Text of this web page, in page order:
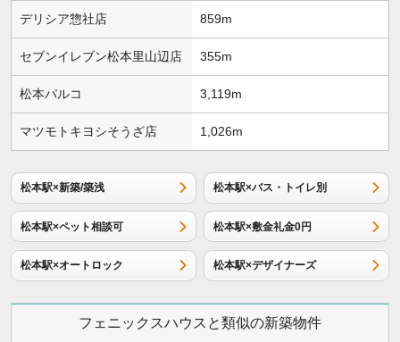
デリシア惣社店 859m
セブンイレブン松本里山辺店 355m
松本パルコ 3,119m
マツモトキヨシそうざ店 1,026m
松本駅×新築/築浅 松本駅×バス・トイレ別
松本駅×ペット相談可 松本駅×敷金礼金0円
松本駅×オートロック 松本駅×デザイナーズ
フェニックスハウスと類似の新築物件